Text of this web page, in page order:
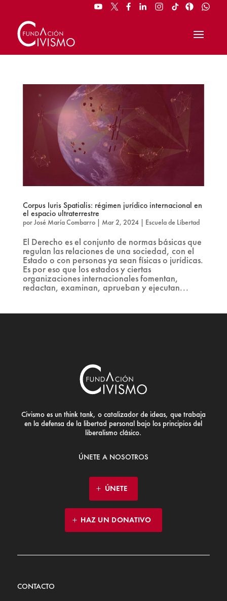
Corpus Iuris Spatialis: régimen jurídico internacional en
el espacio ultraterrestre
porJosé María Combarro| Mar 2, 2024| Escuela de Libertad
El Derecho es el conjunto de normas básicas que
regulan las relaciones de una sociedad, con el
Estado o con personas ya sean físicas o jurídicas.
Es por eso que los estados y ciertas
organizaciones internacionales fomentan,
redactan, examinan, aprueban y ejecutan...
Civismo es un think tank, o catalizador de ideas, que trabaja
en la defensa de la libertad personal bajo los principios del
liberalismo clásico.
ÚNETE A NOSOTROS
ÚNETE
HAZ UN DONATIVO
CONTACTO